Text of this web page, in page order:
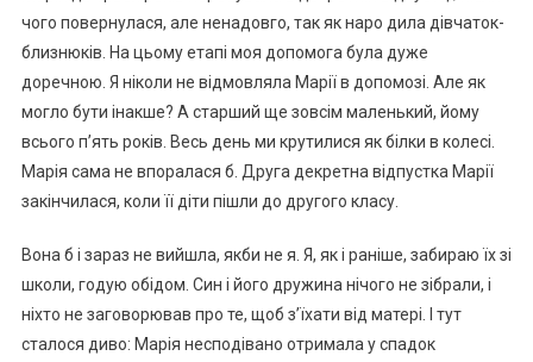
чого повернулася, але ненадовго, так як наро дила дівчаток-
близнюків. На цьому етапі моя допомога була дуже
доречною. Я ніколи не відмовляла Марії в допомозі. Але як
могло бути інакше? А старший ще зовсім маленький, йому
всього п’ять років. Весь день ми крутилися як білки в колесі.
Марія сама не впоралася б. Друга декретна відпустка Марії
закінчилася, коли її діти пішли до другого класу.
Вона б і зараз не вийшла, якби не я. Я, як і раніше, забираю їх зі
школи, годую обідом. Син і його дружина нічого не зібрали, і
ніхто не заговорював про те, щоб з’їхати від матері. І тут
сталося диво: Марія несподівано отримала у спадок